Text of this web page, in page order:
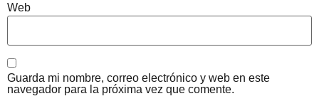
Web
Guarda mi nombre, correo electrónico y web en este
navegador para la próxima vez que comente.